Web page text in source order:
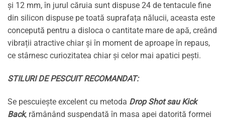
și 12 mm, în jurul căruia sunt dispuse 24 de tentacule fine
din silicon dispuse pe toată suprafața nălucii, aceasta este
concepută pentru a disloca o cantitate mare de apă, creând
vibrații atractive chiar și în moment de aproape în repaus,
ce stârnesc curiozitatea chiar și celor mai apatici pești.
STILURI DE PESCUIT RECOMANDAT:
Se pescuiește excelent cu metoda Drop Shot sau Kick
Back, rămânând suspendată în masa apei datorită formei